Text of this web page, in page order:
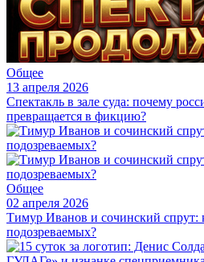
Общее
13 апреля 2026
Спектакль в зале суда: почему
превращается в фикцию?
Общее
02 апреля 2026
Тимур Иванов и сочинский спрут:
подозреваемых?